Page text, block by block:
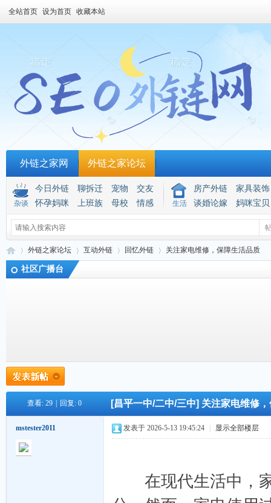
全站首页 设为首页 收藏本站
外链之家网 外链之家论坛
杂谈
今日外链 聊拆迁 宠物
交友
怀孕妈咪
上班族 母校 情感 生活
房产外链
家具装饰
谈婚论嫁
妈咪宝贝
外链之家论坛 互动外链 回忆外链 关注家电维修，保障生活品质
社区广播台
查看: 29 回复: 0 [昌平一中/二中/三中] 关注家电维修
mstester2011 发表于 2026-5-13 19:45:24 显示全部楼层
在现代生活中，家